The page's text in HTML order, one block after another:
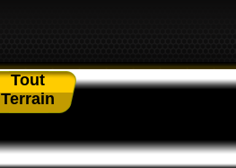
Tout
Terrain